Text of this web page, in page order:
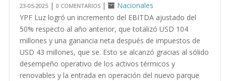
23-05-2025|0 COMENTARIOS |
Nacionales
YPF Luz logró un incremento del EBITDA ajustado del
50% respecto al año anterior, que totalizó USD 104
millones y una ganancia neta después de impuestos de
USD 43 millones, que se. Esto se alcanzó gracias al sólido
desempeño operativo de los activos térmicos y
renovables y la entrada en operación del nuevo parque